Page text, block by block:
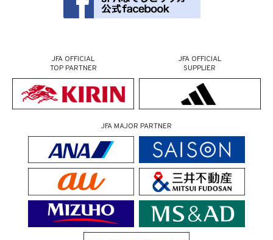
JFA OFFICIAL
TOP PARTNER
JFA OFFICIAL
SUPPLIER
JFA MAJOR PARTNER